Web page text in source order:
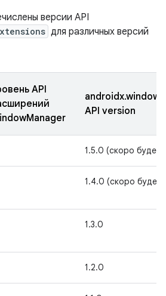
версии API
для различных версий
API
API version
1.5.0 (скоро будет
1.4.0 (скоро будет
1.3.0
1.2.0